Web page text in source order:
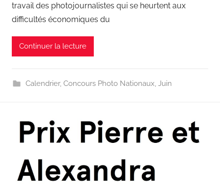
travail des photojournalistes qui se heurtent aux
difficultés économiques du
Continuer la lecture
Calendrier, Concours Photo Nationaux, Juin